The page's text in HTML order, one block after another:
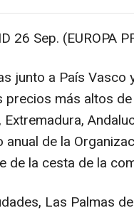
26 Sep. (EUROPA
junto a País
precios más altos
Extremadura,
anual de la
de la cesta de la
Las Palmas